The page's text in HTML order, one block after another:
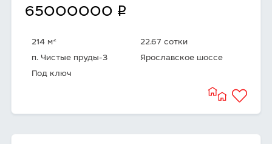
65000000 q
214 м2
22.67 сотки
п. Чистые пруды-3
Ярославское шоссе
Под ключ